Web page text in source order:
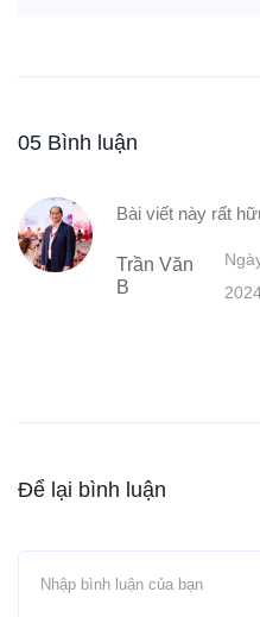
05 Bình luận
Bài viết này rất
Trần Văn
B
Để lại bình luận